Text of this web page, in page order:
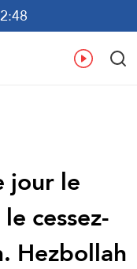
jour le
cessez-
Hezbollah